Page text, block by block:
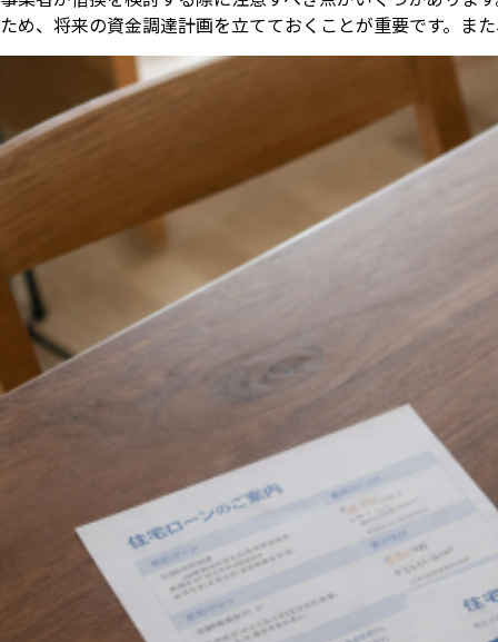
ため、将来の資金調達計画を立てておくことが重要です。ま